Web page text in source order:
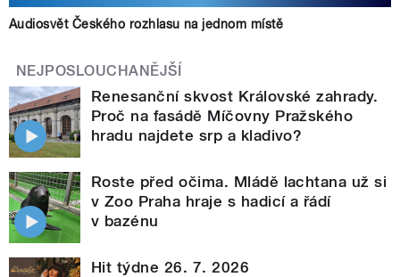
Audiosvět Českého rozhlasu na jednom místě
NEJPOSLOUCHANĚJŠÍ
Renesanční skvost Královské zahrady.
Proč na fasádě Míčovny Pražského
hradu najdete srp a kladivo?
Roste před očima. Mládě lachtana už si
v Zoo Praha hraje s hadicí a řádí
v bazénu
Hit týdne 26. 7. 2026